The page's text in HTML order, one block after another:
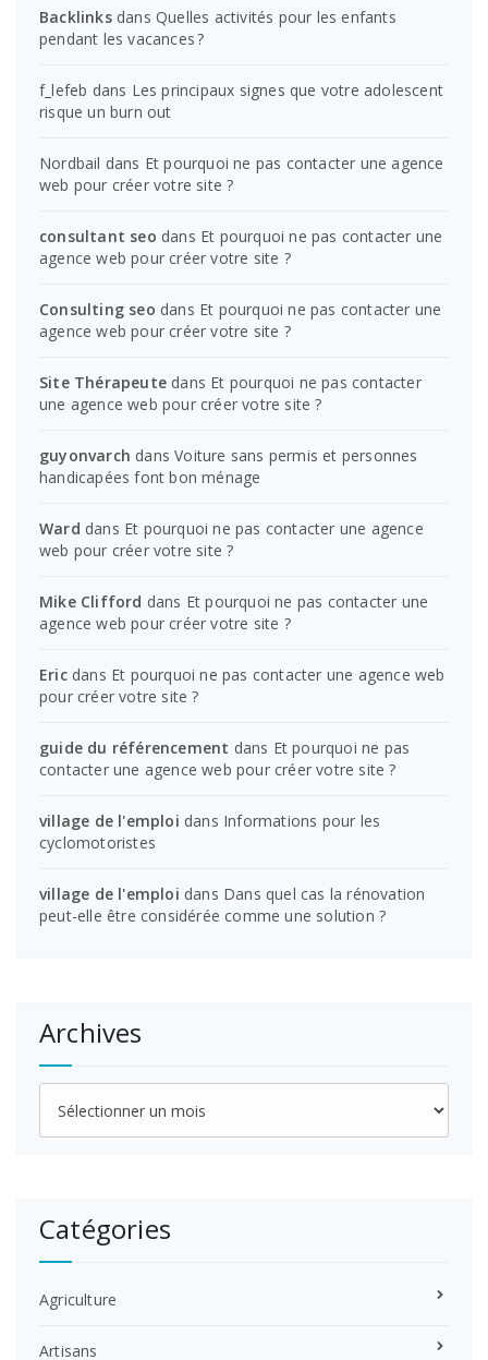
BacklinksdansQuelles activités pour les enfants
pendant les vacances ?
f_lefeb dans Les principaux signes que votre adolescent
risque un burn out
Nordbail dans Et pourquoi ne pas contacter une agence
web pour créer votre site ?
consultant seo dans Et pourquoi ne pas contacter une
agence web pour créer votre site ?
Consulting seo dans Et pourquoi ne pas contacter une
agence web pour créer votre site ?
Site Thérapeute dans Et pourquoi ne pas contacter
une agence web pour créer votre site ?
guyonvarch dansVoiture sans permis et personnes
handicapées font bon ménage
Ward dans Et pourquoi ne pas contacter une agence
web pour créer votre site ?
Mike Clifford dans Et pourquoi ne pas contacter une
agence web pour créer votre site ?
Ericdans Et pourquoi ne pas contacter une agence web
pour créer votre site ?
guide du référencement dans Et pourquoi ne pas
contacter une agence web pour créer votre site ?
village de l'emploi dans Informations pour les
cyclomotoristes
village de l'emploi dans Dans quel cas la rénovation
peut-elle être considérée comme une solution ?
Archives
Catégories
Agriculture
Artisans